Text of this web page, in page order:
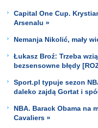
Capital One Cup.
Arsenalu »
Nemanja Nikolić, mały
Łukasz Broź: Trzeba
bezsensowne błędy
Sport.pl typuje sezon
daleko zajdą Gortat i
NBA. Barack Obama na
Cavaliers »